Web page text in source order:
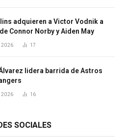
adquieren a Victor Vodnik a
Connor Norby y Aiden May
2026 17
lidera barrida de Astros
2026 16
SOCIALES